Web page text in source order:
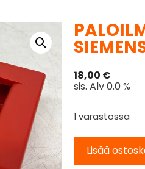
18,00 €
sis. Alv 0.0 %
1 varastossa
Lisää